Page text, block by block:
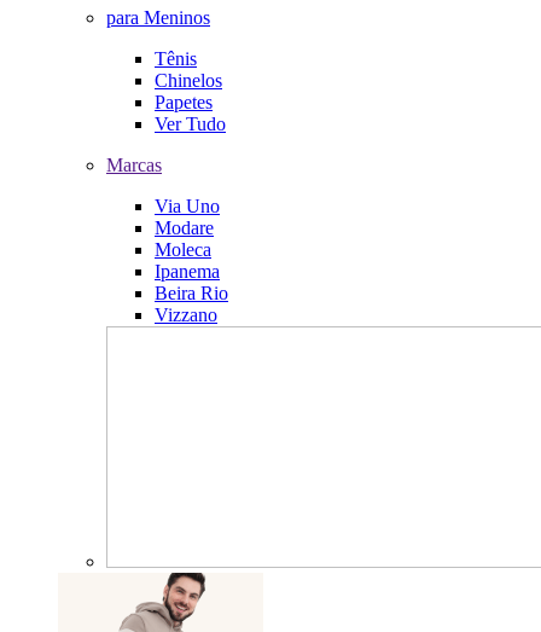
para Meninos
Tênis
Chinelos
Papetes
Ver Tudo
Marcas
Via Uno
Modare
Moleca
Ipanema
Beira Rio
Vizzano